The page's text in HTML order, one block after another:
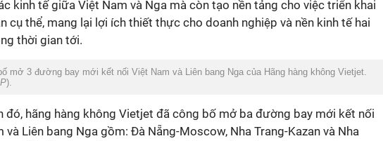
kinh tế giữa Việt Nam và Nga mà còn tạo nền tảng cho việc triển khai
cụ thể, mang lại lợi ích thiết thực cho doanh nghiệp và nền kinh tế hai
thời gian tới.
mở 3 đường bay mới kết nối Việt Nam và Liên bang Nga của Hãng hàng không Vietjet.
).
đó, hãng hàng không Vietjet đã công bố mở ba đường bay mới kết nối
và Liên bang Nga gồm: Đà Nẵng-Moscow, Nha Trang-Kazan và Nha